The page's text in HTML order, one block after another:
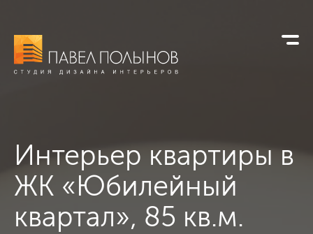
Интерьер квартиры в
ЖК «Юбилейный
квартал», 85 кв.м.